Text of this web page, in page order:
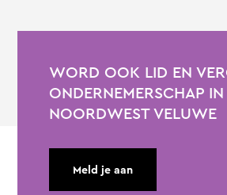
WORD OOK LID EN
ONDERNEMERSCHAP
NOORDWEST VELUWE
Meld je aan